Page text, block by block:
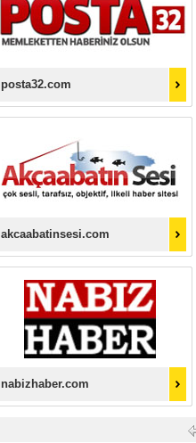
posta32.com
akcaabatinsesi.com
nabizhaber.com